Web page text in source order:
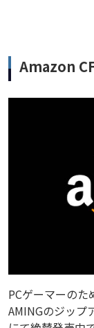
Amazon
PCゲーマーのた
AMINGのジップ